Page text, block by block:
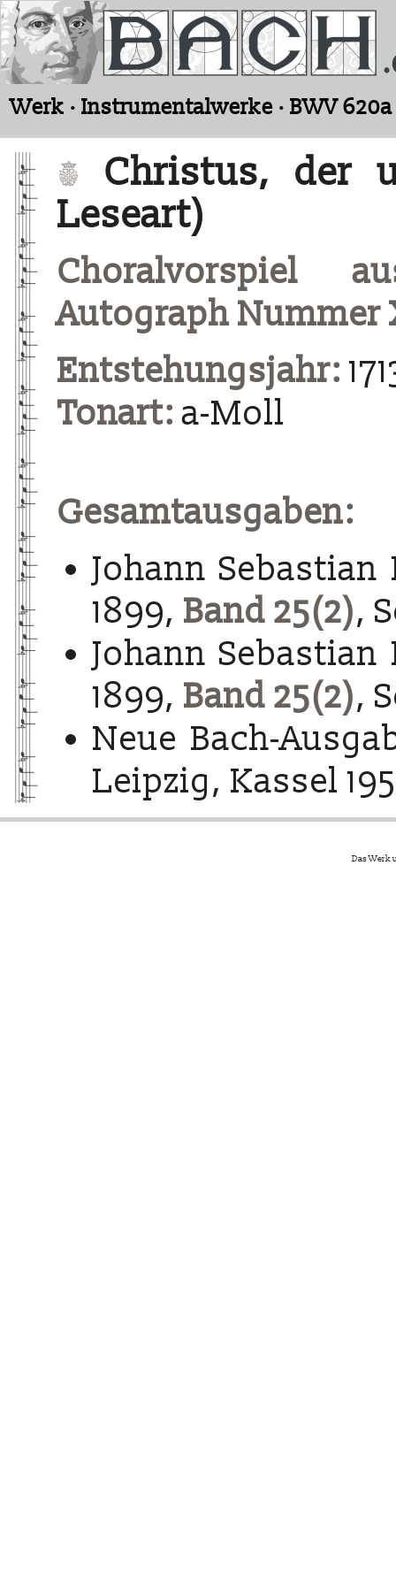
Werk · Instrumentalwerke · BWV 620a
Christus, der
Leseart)
Choralvorspiel
Autograph Nummer
Entstehungsjahr:
Tonart: a-Moll
Gesamtausgaben:
Johann Sebastian
1899, Band 25(2),
Johann Sebastian
1899, Band 25(2),
Neue Bach-
Leipzig, Kassel
Das Werk